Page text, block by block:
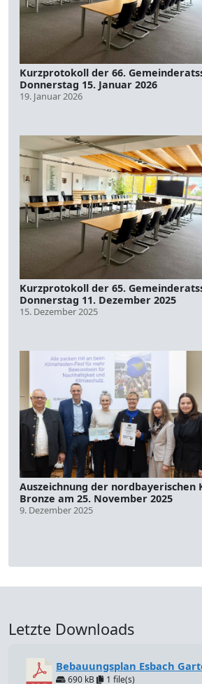
Kurzprotokoll der 66.
Donnerstag 15. Januar 2026
19. Januar 2026
Kurzprotokoll der 65.
Donnerstag 11. Dezember 2025
15. Dezember 2025
Auszeichnung der nordbayerischen
Bronze am 25. November 2025
9. Dezember 2025
Letzte Downloads
Bebauungsplan Esbach
690 kB 1 file(s)